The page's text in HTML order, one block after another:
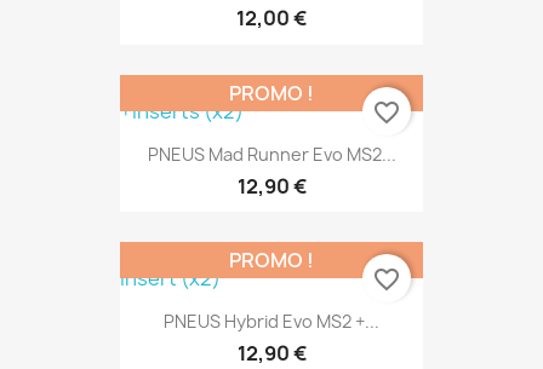
12,00 €
PNEUS Mad Runner Evo MS2...
12,90 €
PROMO !
favorite_border
PNEUS Hybrid Evo MS2 +...
12,90 €
PROMO !
favorite_border